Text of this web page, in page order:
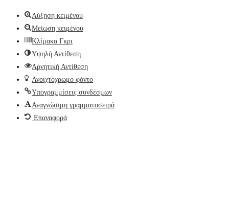
Αύξηση κειμένου
Μείωση κειμένου
Κλίμακα Γκρι
Υψηλή Αντίθεση
Αρνητική Αντίθεση
Ανοιχτόχρωμο φόντο
Υπογραμμίσεις συνδέσμων
Αναγνώσιμη γραμματοσειρά
Επαναφορά